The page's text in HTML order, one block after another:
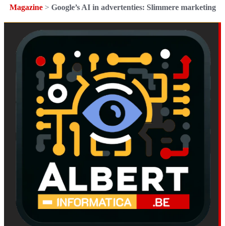
Magazine> Google’s AI in advertenties: Slimmere marketing